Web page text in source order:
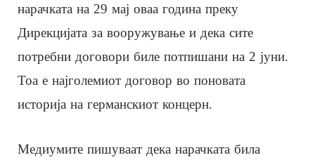
нарачката на 29 мај оваа година преку
Дирекцијата за вооружување и дека сите
потребни договори биле потпишани на 2 јуни.
Тоа е најголемиот договор во поновата
историја на германскиот концерн.
Медиумите пишуваат дека нарачката била